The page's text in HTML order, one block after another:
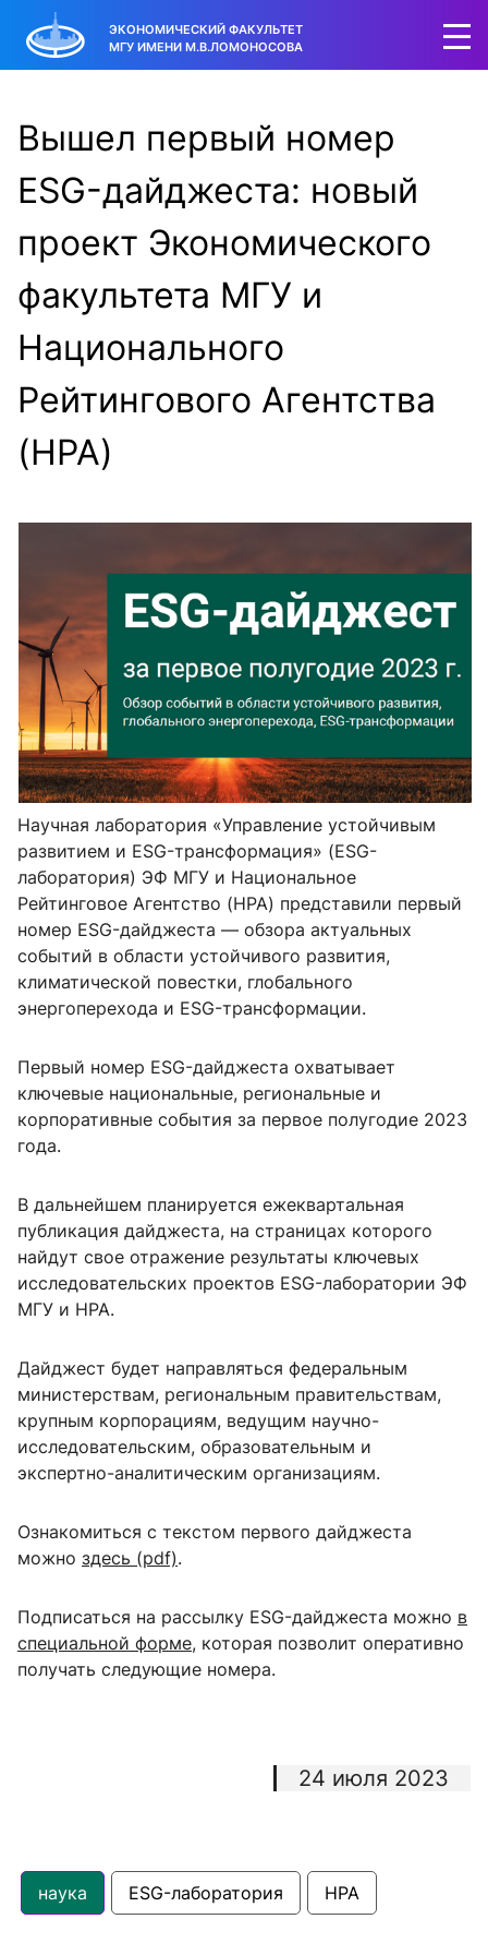
ЭКОНОМИЧЕСКИЙ ФАКУЛЬТЕТ
МГУ ИМЕНИ М.В.ЛОМОНОСОВА
Вышел первый номер
ESG-дайджеста: новый
проект Экономического
факультета МГУ и
Национального
Рейтингового Агентства
(НРА)
Научная лаборатория «Управление устойчивым
развитием и ESG-трансформация» (ESG-
лаборатория) ЭФ МГУ и Национальное
Рейтинговое Агентство (НРА) представили первый
номер ESG-дайджеста — обзора актуальных
событий в области устойчивого развития,
климатической повестки, глобального
энергоперехода и ESG-трансформации.
Первый номер ESG-дайджеста охватывает
ключевые национальные, региональные и
корпоративные события за первое полугодие 2023
года.
В дальнейшем планируется ежеквартальная
публикация дайджеста, на страницах которого
найдут свое отражение результаты ключевых
исследовательских проектов ESG-лаборатории ЭФ
МГУ и НРА.
Дайджест будет направляться федеральным
министерствам, региональным правительствам,
крупным корпорациям, ведущим научно-
исследовательским, образовательным и
экспертно-аналитическим организациям.
Ознакомиться с текстом первого дайджеста
можно здесь (pdf).
Подписаться на рассылку ESG-дайджеста можно в
специальной форме, которая позволит оперативно
получать следующие номера.
24 июля 2023
наука ESG-лаборатория НРА